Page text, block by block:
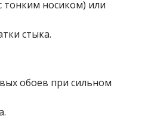
тонким носиком) или
стыка.
обоев при сильном